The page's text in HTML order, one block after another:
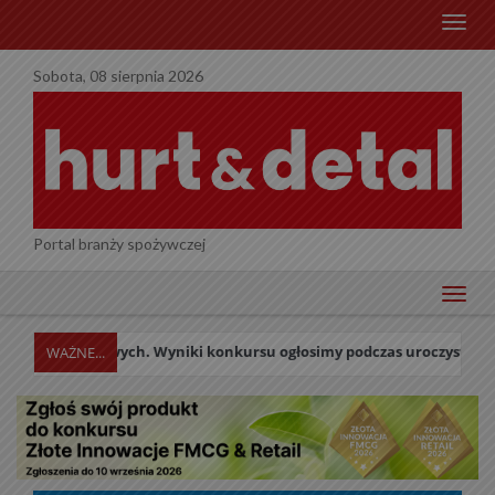
menu
Sobota, 08 sierpnia 2026
Portal branży spożywczej
menu
Wyniki konkursu ogłosimy podczas uroczystej Gali w dniu 27